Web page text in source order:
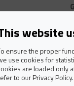
website
ensure the proper
use cookies for
are loaded only
to our Privacy Policy.